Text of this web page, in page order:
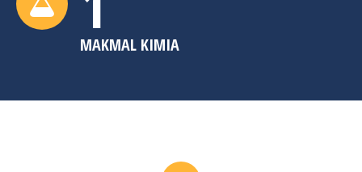
MAKMAL KIMIA